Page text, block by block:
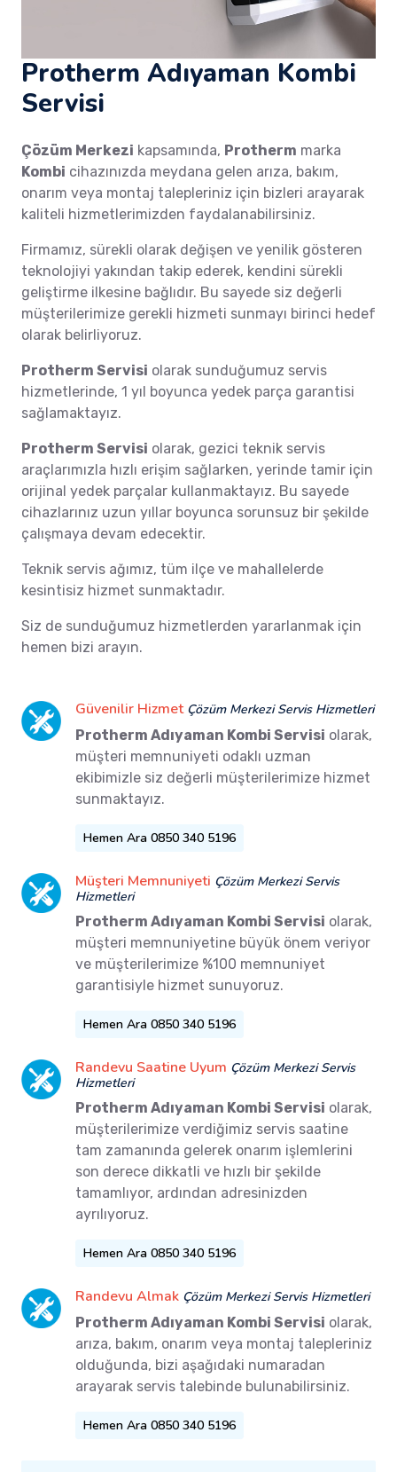
Protherm Adıyaman Kombi
Servisi
Çözüm Merkezi kapsamında, Protherm marka
Kombi cihazınızda meydana gelen arıza, bakım,
onarım veya montaj talepleriniz için bizleri arayarak
kaliteli hizmetlerimizden faydalanabilirsiniz.
Firmamız, sürekli olarak değişen ve yenilik gösteren
teknolojiyi yakından takip ederek, kendini sürekli
geliştirme ilkesine bağlıdır. Bu sayede siz değerli
müşterilerimize gerekli hizmeti sunmayı birinci hedef
olarak belirliyoruz.
Protherm Servisi olarak sunduğumuz servis
hizmetlerinde, 1 yıl boyunca yedek parça garantisi
sağlamaktayız.
Protherm Servisi olarak, gezici teknik servis
araçlarımızla hızlı erişim sağlarken, yerinde tamir için
orijinal yedek parçalar kullanmaktayız. Bu sayede
cihazlarınız uzun yıllar boyunca sorunsuz bir şekilde
çalışmaya devam edecektir.
Teknik servis ağımız, tüm ilçe ve mahallelerde
kesintisiz hizmet sunmaktadır.
Siz de sunduğumuz hizmetlerden yararlanmak için
hemen bizi arayın.
Güvenilir Hizmet Çözüm Merkezi Servis Hizmetleri
Protherm Adıyaman Kombi Servisi olarak,
müşteri memnuniyeti odaklı uzman
ekibimizle siz değerli müşterilerimize hizmet
sunmaktayız.
Hemen Ara 0850 340 5196
Müşteri Memnuniyeti Çözüm Merkezi Servis
Hizmetleri
Protherm Adıyaman Kombi Servisi olarak,
müşteri memnuniyetine büyük önem veriyor
ve müşterilerimize %100 memnuniyet
garantisiyle hizmet sunuyoruz.
Hemen Ara 0850 340 5196
Randevu Saatine Uyum Çözüm Merkezi Servis
Hizmetleri
Protherm Adıyaman Kombi Servisi olarak,
müşterilerimize verdiğimiz servis saatine
tam zamanında gelerek onarım işlemlerini
son derece dikkatli ve hızlı bir şekilde
tamamlıyor, ardından adresinizden
ayrılıyoruz.
Hemen Ara 0850 340 5196
Randevu Almak Çözüm Merkezi Servis Hizmetleri
Protherm Adıyaman Kombi Servisi olarak,
arıza, bakım, onarım veya montaj talepleriniz
olduğunda, bizi aşağıdaki numaradan
arayarak servis talebinde bulunabilirsiniz.
Hemen Ara 0850 340 5196